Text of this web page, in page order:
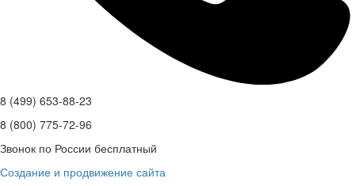
8 (499) 653-88-23
8 (800) 775-72-96
Звонок по России бесплатный
Создание и продвижение сайта